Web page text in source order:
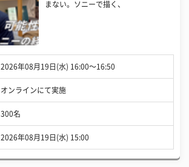
まない。ソニーで描く、
2026年08月19日(水) 16:00〜16:50
オンラインにて実施
300名
2026年08月19日(水) 15:00